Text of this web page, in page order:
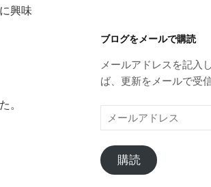
興味
。
リ
ブログをメールで購読
メールアドレスを記入
ば、更新をメールで受
ー
ル
ア
ド
購読